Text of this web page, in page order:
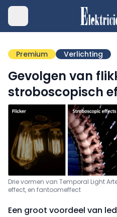
Premium Verlichting
Gevolgen van
stroboscopisch
Drie vormen van Temporal Light
effect, en fantoomeffect
Een groot voordeel van